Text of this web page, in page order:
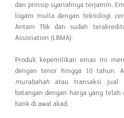
dan prinsip syariahnya terjamin.
logam mulia dengan teknologi
Antam Tbk dan sudah
Association (LBMA).
Produk kepemilikan emas ini
dengan tenor hingga 10 tahun.
murabahah atau transaksi jual
batangan dengan harga yang telah
bank di awal akad.